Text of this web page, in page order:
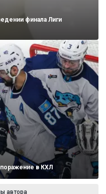
финала Лиги
в КХЛ
автора